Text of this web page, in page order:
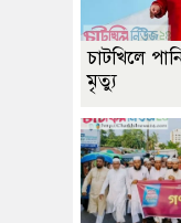
চাটখিলে
মৃত্যু